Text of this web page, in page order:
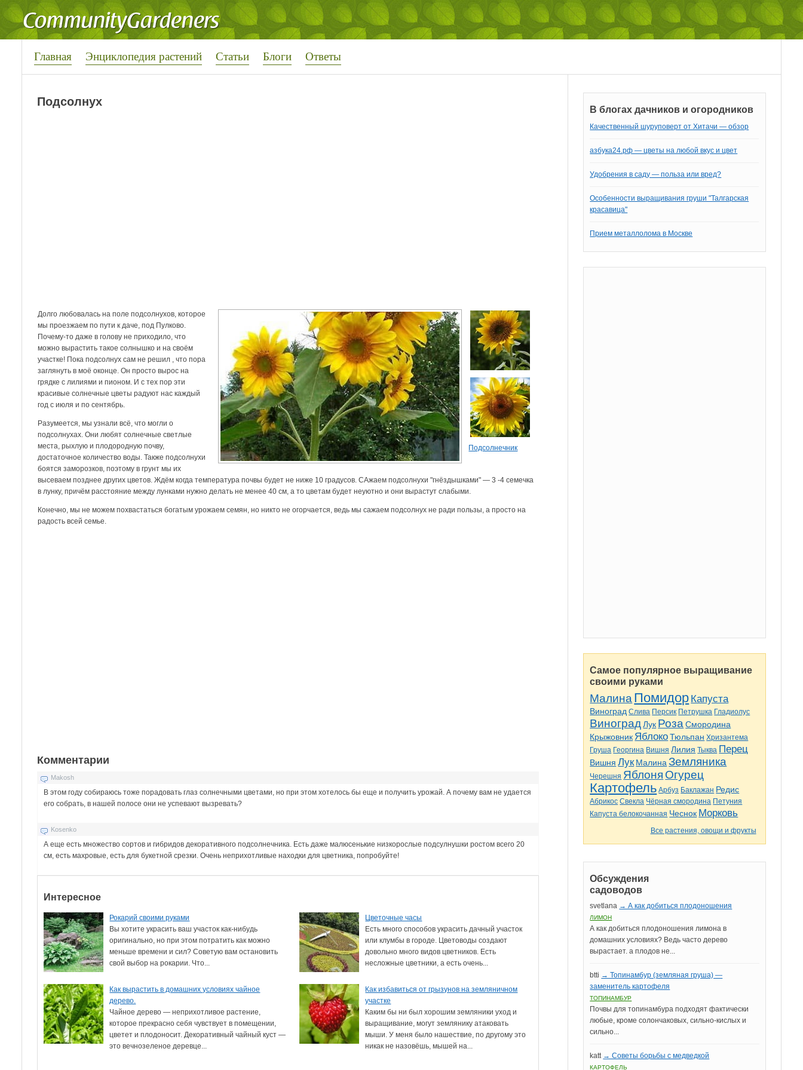
Главная Энциклопедия растений Статьи Блоги Ответы
Подсолнух
Подсолнечник
Долго любовалась на поле подсолнухов, которое
мы проезжаем по пути к даче, под Пулково.
Почему-то даже в голову не приходило, что
можно вырастить такое солнышко и на своём
участке! Пока подсолнух сам не решил , что пора
заглянуть в моё оконце. Он просто вырос на
грядке с лилиями и пионом. И с тех пор эти
красивые солнечные цветы радуют нас каждый
год с июля и по сентябрь.
Разумеется, мы узнали всё, что могли о
подсолнухах. Они любят солнечные светлые
места, рыхлую и плодородную почву,
достаточное количество воды. Также подсолнухи
боятся заморозков, поэтому в грунт мы их
высеваем позднее других цветов. Ждём когда температура почвы будет не ниже 10 градусов. САжаем подсолнухи "гнёздышками" — 3 -4 семечка
в лунку, причём расстояние между лунками нужно делать не менее 40 см, а то цветам будет неуютно и они вырастут слабыми.
Конечно, мы не можем похвастаться богатым урожаем семян, но никто не огорчается, ведь мы сажаем подсолнух не ради пользы, а просто на
радость всей семье.
Комментарии
Makosh
В этом году собираюсь тоже порадовать глаз солнечными цветами, но при этом хотелось бы еще и получить урожай. А почему вам не удается
его собрать, в нашей полосе они не успевают вызревать?
Kosenko
А еще есть множество сортов и гибридов декоративного подсолнечника. Есть даже малюсенькие низкорослые подсулнушки ростом всего 20
см, есть махровые, есть для букетной срезки. Очень неприхотливые находки для цветника, попробуйте!
Интересное
Рокарий своими руками
Вы хотите украсить ваш участок как-нибудь
оригинально, но при этом потратить как можно
меньше времени и сил? Советую вам остановить
свой выбор на рокарии. Что...
Цветочные часы
Есть много способов украсить дачный участок
или клумбы в городе. Цветоводы создают
довольно много видов цветников. Есть
несложные цветники, а есть очень...
Как вырастить в домашних условиях чайное
дерево.
Чайное дерево — неприхотливое растение,
которое прекрасно себя чувствует в помещении,
цветет и плодоносит. Декоративный чайный куст —
это вечнозеленое деревце...
Как избавиться от грызунов на земляничном
участке
Каким бы ни был хорошим земляники уход и
выращивание, могут землянику атаковать
мыши. У меня было нашествие, по другому это
никак не назовёшь, мышей на...
В блогах дачников и огородников
Качественный шуруповерт от Хитачи — обзор
азбука24.рф — цветы на любой вкус и цвет
Удобрения в саду — польза или вред?
Особенности выращивания груши "Талгарская
красавица"
Прием металлолома в Москве
Самое популярное выращивание
своими руками
Малина Помидор Капуста
Виноград Слива Персик Петрушка Гладиолус
Виноград Лук Роза Смородина
Крыжовник Яблоко Тюльпан Хризантема
Груша Георгина Вишня Лилия Тыква Перец
Вишня Лук Малина Земляника
Черешня Яблоня Огурец
Картофель Арбуз Баклажан Редис
Абрикос Свекла Чёрная смородина Петуния
Капуста белокочанная Чеснок Морковь
Все растения, овощи и фрукты
Обсуждения
садоводов
svetlana → А как добиться плодоношения
ЛИМОН
А как добиться плодоношения лимона в
домашних условиях? Ведь часто дерево
вырастает. а плодов не...
btti → Топинамбур (земляная груша) —
заменитель картофеля
ТОПИНАМБУР
Почвы для топинамбура подходят фактически
любые, кроме солончаковых, сильно-кислых и
сильно...
katt → Советы борьбы с медведкой
КАРТОФЕЛЬ